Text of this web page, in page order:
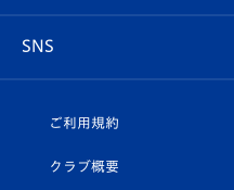
ホームタウン
プレイヤーズスイート
店舗情報
U-18
SNS
ヴィヴィくんインスタグラ
ご利用規約
クラブ概要